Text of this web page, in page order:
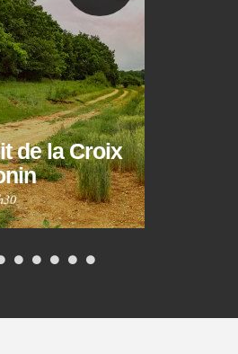
de la Croix